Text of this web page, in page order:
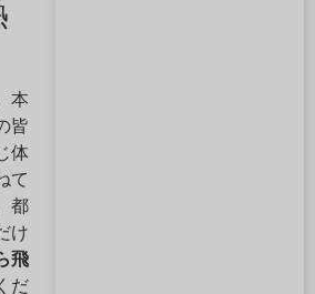
本
皆
体
て
都
け
飛
だ